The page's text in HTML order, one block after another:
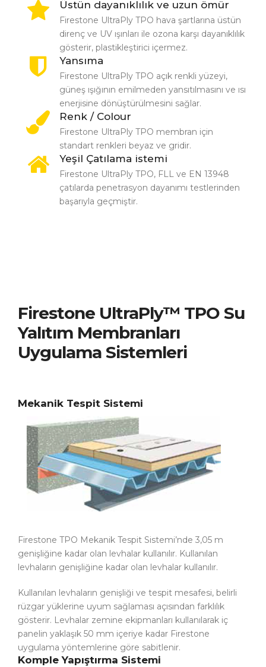
Üstün dayanıklılık ve uzun ömür
Firestone UltraPly TPO hava şartlarına üstün
direnç ve UV ışınları ile ozona karşı dayanıklılık
gösterir, plastikleştirici içermez.
Yansıma
Firestone UltraPly TPO açık renkli yüzeyi,
güneş ışığının emilmeden yansıtılmasını ve ısı
enerjisine dönüştürülmesini sağlar.
Renk / Colour
Firestone UltraPly TPO membran için
standart renkleri beyaz ve gridir.
Yeşil Çatılama istemi
Firestone UltraPly TPO, FLL ve EN 13948
çatılarda penetrasyon dayanımı testlerinden
başarıyla geçmiştir.
Firestone UltraPly™ TPO Su
Yalıtım Membranları
Uygulama Sistemleri
Mekanik Tespit Sistemi
Firestone TPO Mekanik Tespit Sistemi’nde 3,05 m
genişliğine kadar olan levhalar kullanılır. Kullanılan
levhaların genişliğine kadar olan levhalar kullanılır.
Kullanılan levhaların genişliği ve tespit mesafesi, belirli
rüzgar yüklerine uyum sağlaması açısından farklılık
gösterir. Levhalar zemine ekipmanları kullanılarak iç
panelin yaklaşık 50 mm içeriye kadar Firestone
uygulama yöntemlerine göre sabitlenir.
Komple Yapıştırma Sistemi